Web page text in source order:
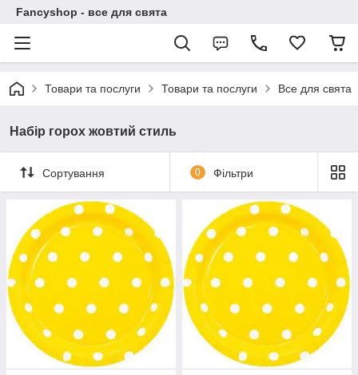
Fancyshop - все для свята
Товари та послуги Товари та послуги Все для свята
Набір горох жовтий стиль
Сортування 0 Фільтри